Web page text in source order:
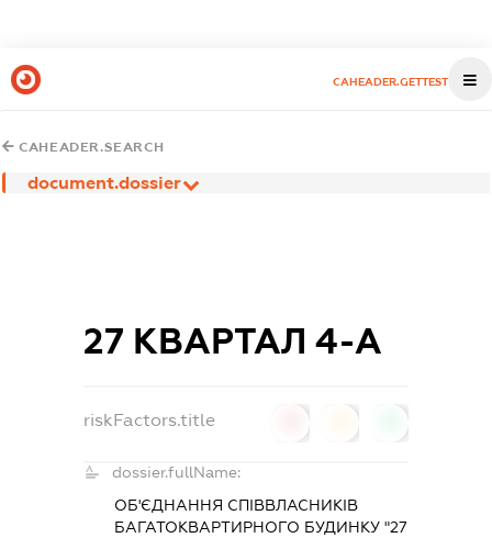
CAHEADER.GETTEST
CAHEADER.SEARCH
document.dossier
27 КВАРТАЛ 4-А
riskFactors.title
dossier.fullName:
ОБ'ЄДНАННЯ СПІВВЛАСНИКІВ
БАГАТОКВАРТИРНОГО БУДИНКУ "27